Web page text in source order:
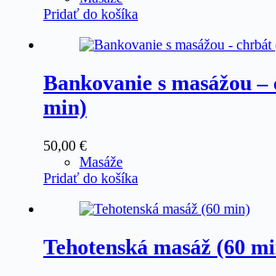
Pridať do košíka
Bankovanie s masážou
min)
50,00 €
Masáže
Pridať do košíka
Tehotenská masáž (60